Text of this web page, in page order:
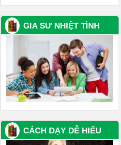
GIA SƯ NHIỆT TÌNH
CÁCH DẠY DỄ HIỂU